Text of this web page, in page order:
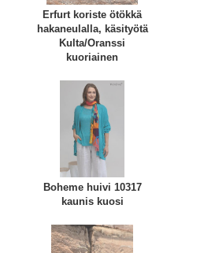
Erfurt koriste ötökkä
hakaneulalla, käsityötä
Kulta/Oranssi
kuoriainen
Boheme huivi 10317
kaunis kuosi